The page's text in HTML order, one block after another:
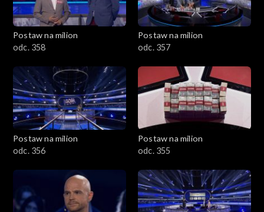
Postaw na milion
odc. 358
Postaw na milion
odc. 357
Postaw na milion
odc. 356
Postaw na milion
odc. 355